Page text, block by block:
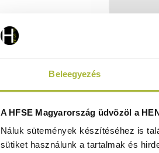
Beleegyezés
A HFSE Magyarország üdvözöl a
Náluk sütemények készítéséhez is
sütiket használunk a tartalmak és
Kétajtós hűtött
Termékcsalád
230V /